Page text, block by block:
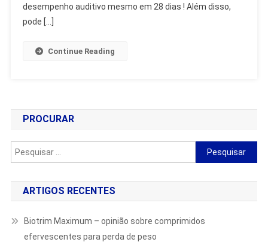
desempenho auditivo mesmo em 28 dias ! Além disso,
pode […]
Continue Reading
PROCURAR
Pesquisar
por:
ARTIGOS RECENTES
Biotrim Maximum – opinião sobre comprimidos
efervescentes para perda de peso